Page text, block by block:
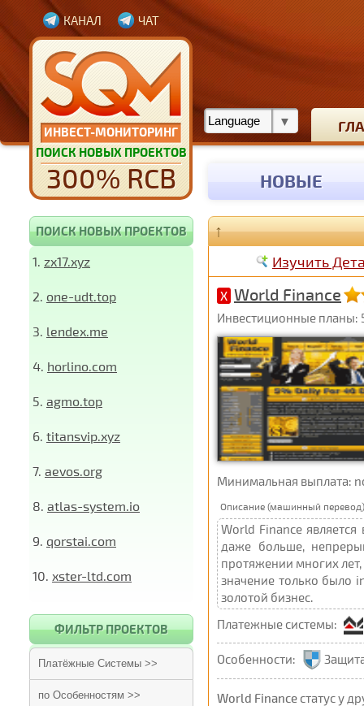
ИНВЕСТ-МОНИТОРИНГ
ПОИСК НОВЫХ ПРОЕКТОВ
300% RCB
КАНАЛ ЧАТ
НОВЫЕ
ПОИСК НОВЫХ ПРОЕКТОВ
1. zx17.xyz
2. one-udt.top
3. lendex.me
4. horlino.com
5. agmo.top
6. titansvip.xyz
7. aevos.org
8. atlas-system.io
9. qorstai.com
10. xster-ltd.com
ФИЛЬТР ПРОЕКТОВ
Платёжные Системы >>
по Особенностям >>
↑
Изучить
X World Finance
Инвестиционные планы:
Минимальная выплата:
Описание (машинный
World Finance
даже больше,
протяжении многих
значение только было
золотой бизнес.
Платежные системы:
Особенности:
World Finance статус у